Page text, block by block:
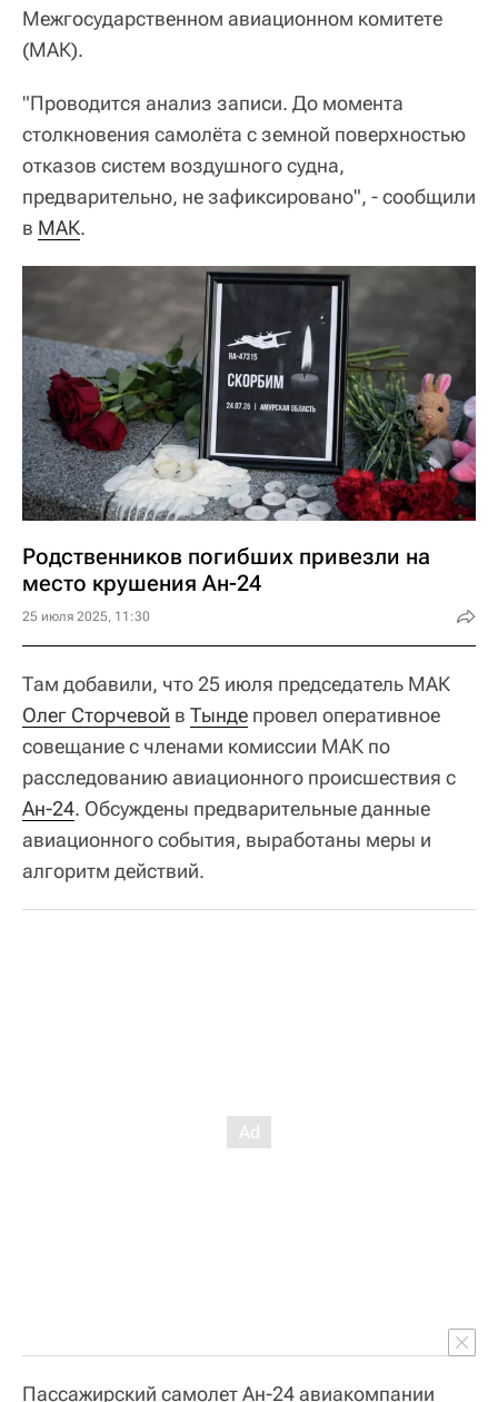
Межгосударственном авиационном комитете
(МАК).
"Проводится анализ записи. До момента
столкновения самолёта с земной поверхностью
отказов систем воздушного судна,
предварительно, не зафиксировано", - сообщили
в МАК.
Родственников погибших привезли на
место крушения Ан-24
25 июля 2025, 11:30
Там добавили, что 25 июля председатель МАК
Олег Сторчевой в Тынде провел оперативное
совещание с членами комиссии МАК по
расследованию авиационного происшествия с
Ан-24. Обсуждены предварительные данные
авиационного события, выработаны меры и
алгоритм действий.
Пассажирский самолет Ан-24 авиакомпании